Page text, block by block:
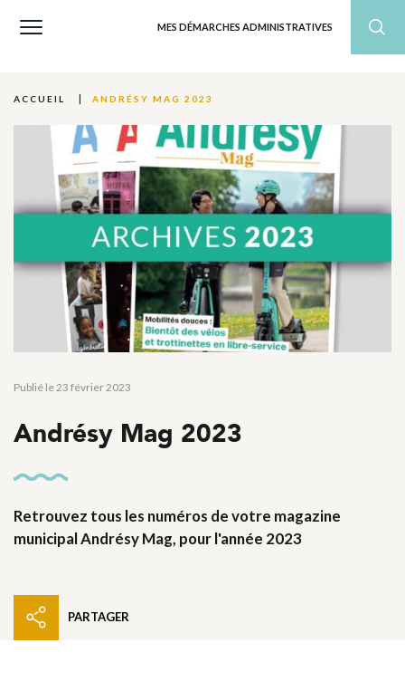
MES DÉMARCHES ADMINISTRATIVES
ACCUEIL ANDRÉSY MAG 2023
Publié le 23 février 2023
Andrésy Mag 2023
Retrouvez tous les numéros de votre magazine
municipal Andrésy Mag, pour l'année 2023
PARTAGER